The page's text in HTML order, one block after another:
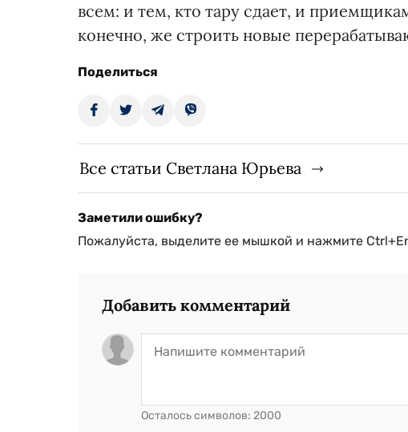
всем: и тем, кто тару сдает, и
конечно, же строить новые
Поделиться
Все статьи Светлана Юрьева
Заметили ошибку?
Пожалуйста, выделите ее мышкой и нажмите
Добавить комментарий
Осталось символов: 2000